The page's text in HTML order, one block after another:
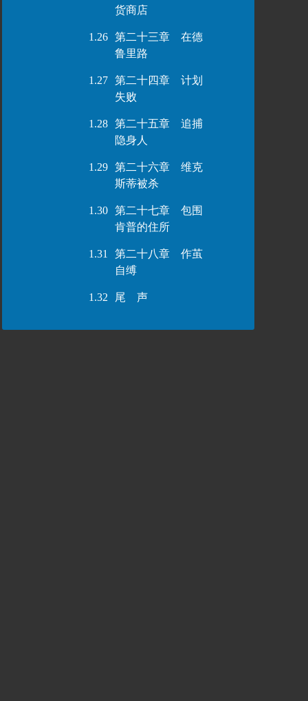
货商店
1.26
第二十三章 在德
鲁里路
1.27
第二十四章 计划
失败
1.28
第二十五章 追捕
隐身人
1.29
第二十六章 维克
斯蒂被杀
1.30
第二十七章 包围
肯普的住所
1.31
第二十八章 作茧
自缚
1.32 尾 声